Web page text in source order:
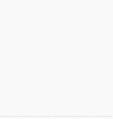
二〇
东大学(